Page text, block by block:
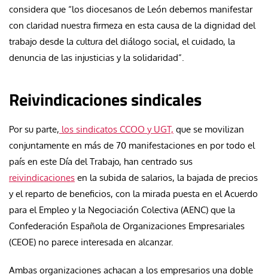
considera que “los diocesanos de León debemos manifestar
con claridad nuestra firmeza en esta causa de la dignidad del
trabajo desde la cultura del diálogo social, el cuidado, la
denuncia de las injusticias y la solidaridad”.
Reivindicaciones sindicales
Por su parte, los sindicatos CCOO y UGT, que se movilizan
conjuntamente en más de 70 manifestaciones en por todo el
país en este Día del Trabajo, han centrado sus
reivindicaciones en la subida de salarios, la bajada de precios
y el reparto de beneficios, con la mirada puesta en el Acuerdo
para el Empleo y la Negociación Colectiva (AENC) que la
Confederación Española de Organizaciones Empresariales
(CEOE) no parece interesada en alcanzar.
Ambas organizaciones achacan a los empresarios una doble